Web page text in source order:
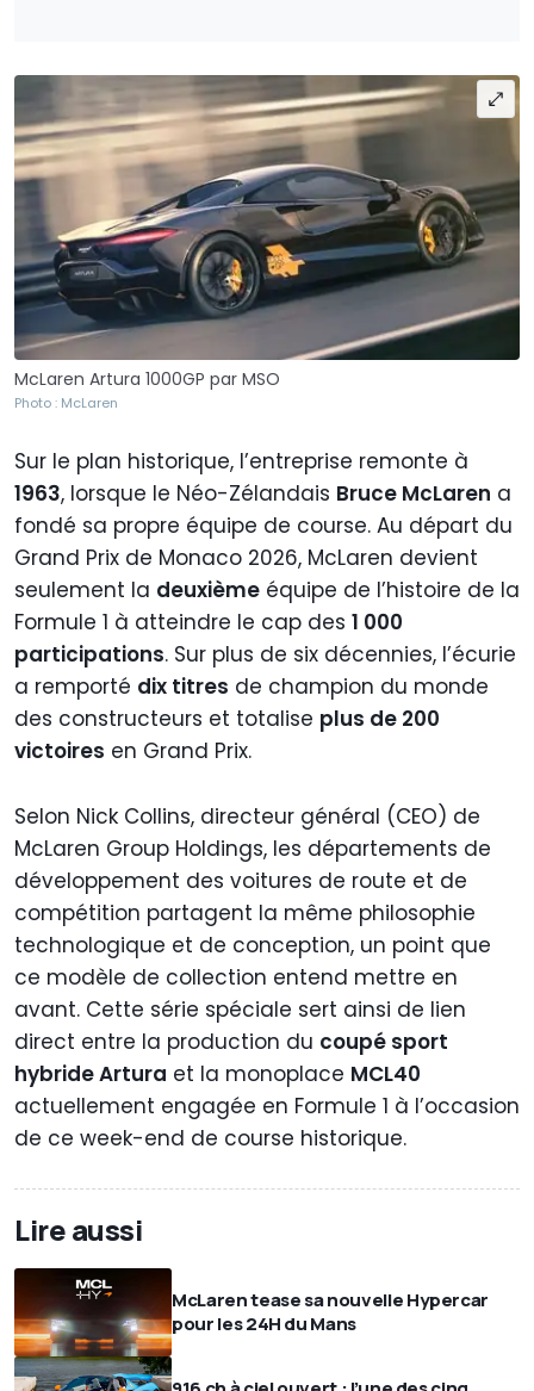
McLaren Artura 1000GP par MSO
Photo : McLaren
Sur le plan historique, l’entreprise remonte à
1963, lorsque le Néo-Zélandais Bruce McLaren a
fondé sa propre équipe de course. Au départ du
Grand Prix de Monaco 2026, McLaren devient
seulement la deuxième équipe de l’histoire de la
Formule 1 à atteindre le cap des 1 000
participations. Sur plus de six décennies, l’écurie
a remporté dix titres de champion du monde
des constructeurs et totalise plus de 200
victoires en Grand Prix.
Selon Nick Collins, directeur général (CEO) de
McLaren Group Holdings, les départements de
développement des voitures de route et de
compétition partagent la même philosophie
technologique et de conception, un point que
ce modèle de collection entend mettre en
avant. Cette série spéciale sert ainsi de lien
direct entre la production du coupé sport
hybride Artura et la monoplace MCL40
actuellement engagée en Formule 1 à l’occasion
de ce week-end de course historique.
Lire aussi
McLaren tease sa nouvelle Hypercar
pour les 24H du Mans